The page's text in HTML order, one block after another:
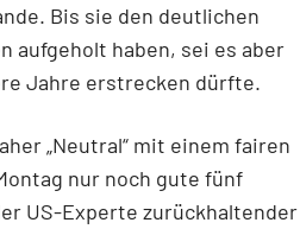
Bis sie den deutlichen
aufgeholt haben, sei es aber
Jahre erstrecken dürfte.
„Neutral“ mit einem fairen
nur noch gute fünf
US-Experte zurückhaltender